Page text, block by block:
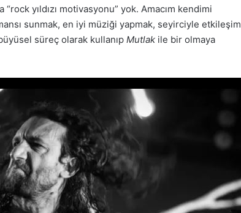
yıldızı motivasyonu” yok. Amacım kendimi
sunmak, en iyi müziği yapmak, seyirciyle etkileşim
süreç olarak kullanıp Mutlak ile bir olmaya